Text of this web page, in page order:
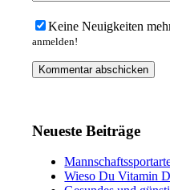
Keine Neuigkeiten
anmelden!
Neueste Beiträge
Wieso Du Vitamin